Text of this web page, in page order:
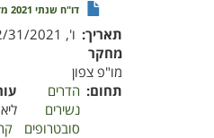
דו"ח שנתי 2021 מדע"ר- זבוב הפירות
תאריך ו', 12/31/2021 - 12:00
מחקר
מו"פ צפון
תחום
הדרים
נשירים
סובטרופים